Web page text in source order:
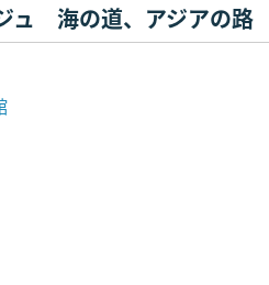
海の道、アジアの路